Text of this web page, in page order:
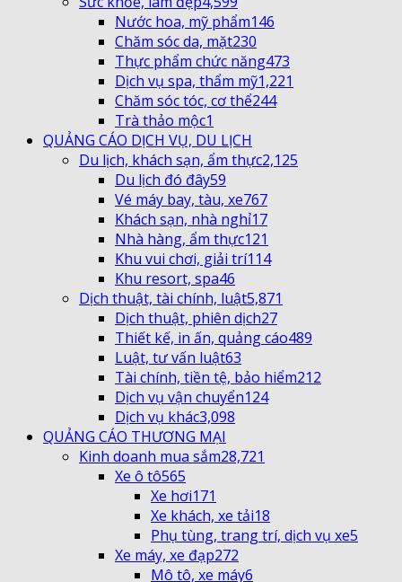
Nước hoa, mỹ phẩm146
Chăm sóc da, mặt230
Thực phẩm chức năng473
Dịch vụ spa, thẩm mỹ1,221
Chăm sóc tóc, cơ thể244
Trà thảo mộc1
QUẢNG CÁO DỊCH VỤ, DU LỊCH
Du lịch, khách sạn, ẩm thực2,125
Du lịch đó đây59
Vé máy bay, tàu, xe767
Khách sạn, nhà nghỉ17
Nhà hàng, ẩm thực121
Khu vui chơi, giải trí114
Khu resort, spa46
Dịch thuật, tài chính, luật5,871
Dịch thuật, phiên dịch27
Thiết kế, in ấn, quảng cáo489
Luật, tư vấn luật63
Tài chính, tiền tệ, bảo hiểm212
Dịch vụ vận chuyển124
Dịch vụ khác3,098
QUẢNG CÁO THƯƠNG MẠI
Kinh doanh mua sắm28,721
Xe ô tô565
Xe hơi171
Xe khách, xe tải18
Phụ tùng, trang trí, dịch vụ xe5
Xe máy, xe đạp272
Mô tô, xe máy6